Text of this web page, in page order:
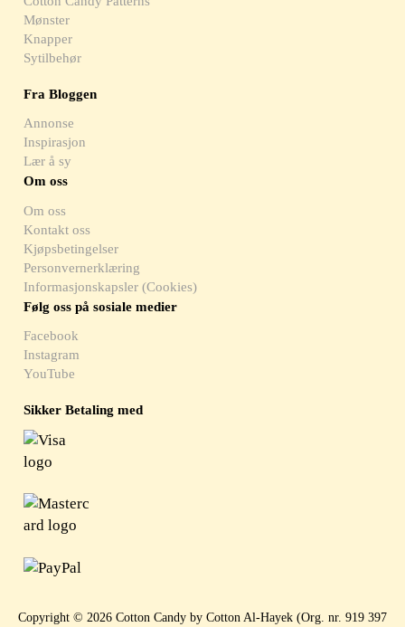
Mønster
Knapper
Sytilbehør
Fra Bloggen
Annonse
Inspirasjon
Lær å sy
Om oss
Om oss
Kontakt oss
Kjøpsbetingelser
Personvernerklæring
Informasjonskapsler (Cookies)
Følg oss på sosiale medier
Facebook
Instagram
YouTube
Sikker Betaling med
Copyright © 2026 Cotton Candy by Cotton Al-Hayek (Org. nr. 919 397